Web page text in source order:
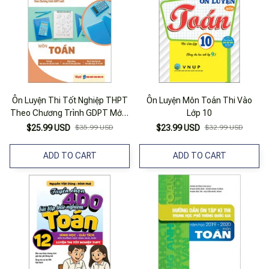
Ôn Luyện Thi Tốt Nghiệp THPT
Theo Chương Trình GDPT Mới -
Môn Toán
$25.99 USD $35.99 USD
ADD TO CART
Ôn Luyện Môn Toán Thi Vào
Lớp 10
$23.99 USD $32.99 USD
ADD TO CART